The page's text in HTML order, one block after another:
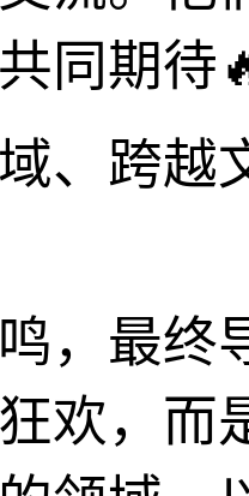
同期待
、跨越
，最终
欢，而